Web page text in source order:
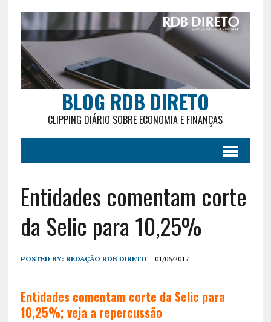
BLOG RDB DIRETO
CLIPPING DIÁRIO SOBRE ECONOMIA E FINANÇAS
Entidades comentam corte
da Selic para 10,25%
POSTED BY: REDAÇÃO RDB DIRETO 01/06/2017
Entidades comentam corte da Selic para
10,25%; veja a repercussão